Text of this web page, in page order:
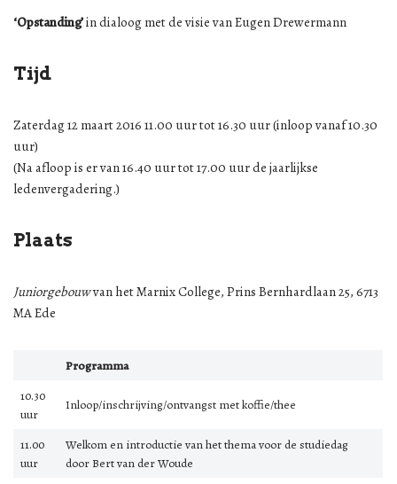
‘Opstanding’in dialoog met de visie van Eugen Drewermann
Tijd
Zaterdag 12 maart 2016 11.00 uur tot 16.30 uur (inloop vanaf 10.30
uur)
(Na afloop is er van 16.40 uur tot 17.00 uur de jaarlijkse
ledenvergadering.)
Plaats
Juniorgebouwvan het Marnix College, Prins Bernhardlaan 25, 6713
MA Ede
Programma
10.30
uur
Inloop/inschrijving/ontvangst met koffie/thee
11.00
uur
Welkom en introductie van het thema voor de studiedag
door Bert van der Woude